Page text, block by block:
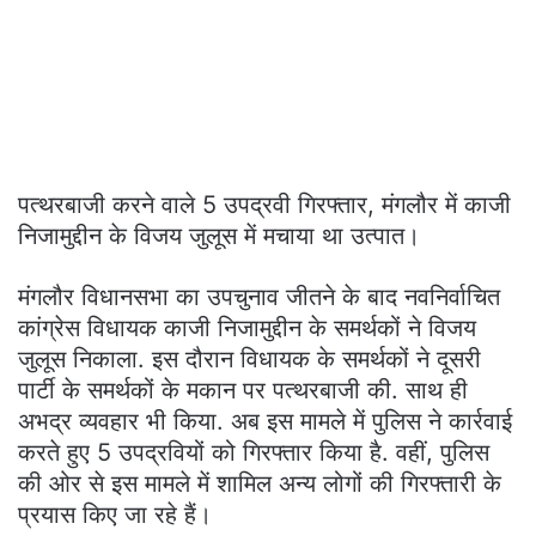
पत्थरबाजी करने वाले 5 उपद्रवी गिरफ्तार, मंगलौर में काजी
निजामुद्दीन के विजय जुलूस में मचाया था उत्पात।
मंगलौर विधानसभा का उपचुनाव जीतने के बाद नवनिर्वाचित
कांग्रेस विधायक काजी निजामुद्दीन के समर्थकों ने विजय
जुलूस निकाला. इस दौरान विधायक के समर्थकों ने दूसरी
पार्टी के समर्थकों के मकान पर पत्थरबाजी की. साथ ही
अभद्र व्यवहार भी किया. अब इस मामले में पुलिस ने कार्रवाई
करते हुए 5 उपद्रवियों को गिरफ्तार किया है. वहीं, पुलिस
की ओर से इस मामले में शामिल अन्य लोगों की गिरफ्तारी के
प्रयास किए जा रहे हैं।